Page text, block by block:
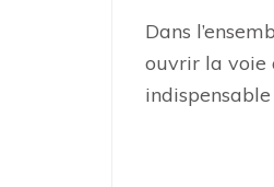
Dans
ouvrir la voie